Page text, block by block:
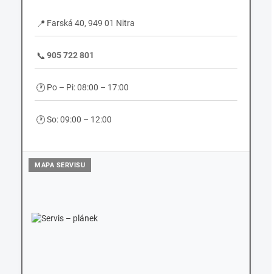
📍 Farská 40, 949 01 Nitra
📞 905 722 801
🕐 Po – Pi: 08:00 – 17:00
🕐So: 09:00 – 12:00
MAPA SERVISU